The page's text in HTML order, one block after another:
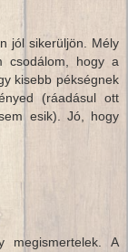
jól sikerüljön. Mély
csodálom, hogy a
kisebb pékségnek
(ráadásul ott
esik). Jó, hogy
megismertelek. A